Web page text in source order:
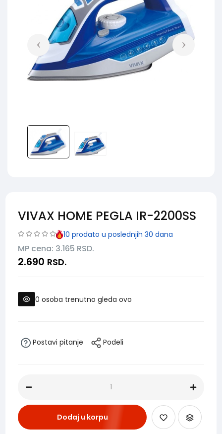
VIVAX HOME PEGLA IR-2200SS
10 prodato u poslednjih 30 dana
MP cena: 3.165 RSD.
2.690 RSD.
0 osoba trenutno gleda ovo
Postavi pitanje Podeli
Dodaj u korpu